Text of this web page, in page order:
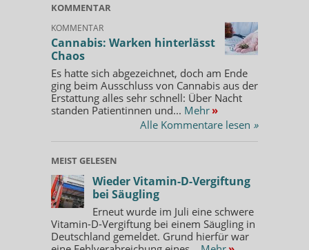
KOMMENTAR
KOMMENTAR
Cannabis: Warken hinterlässt
Chaos
Es hatte sich abgezeichnet, doch am Ende
ging beim Ausschluss von Cannabis aus der
Erstattung alles sehr schnell: Über Nacht
standen Patientinnen und... Mehr »
Alle Kommentare lesen »
MEIST GELESEN
Wieder Vitamin-D-Vergiftung
bei Säugling
Erneut wurde im Juli eine schwere
Vitamin-D-Vergiftung bei einem Säugling in
Deutschland gemeldet. Grund hierfür war